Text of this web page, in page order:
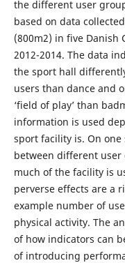
the different user
based on data
(800m2) in five Danish
2012-2014. The data
the sport hall
users than dance and
‘field of play’ than
information is used
sport facility is. On
between different
much of the facility is
perverse effects are a
example number of
physical activity. The
of how indicators can
of introducing